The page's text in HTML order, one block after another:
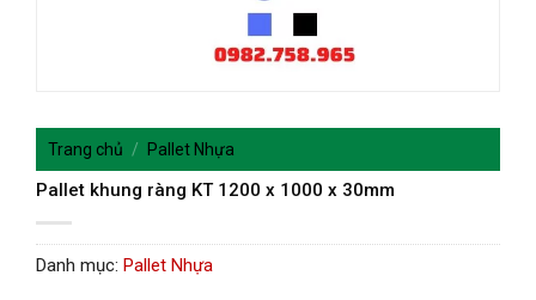
Trang chủ / Pallet Nhựa
Pallet khung ràng KT 1200 x 1000 x 30mm
Danh mục: Pallet Nhựa